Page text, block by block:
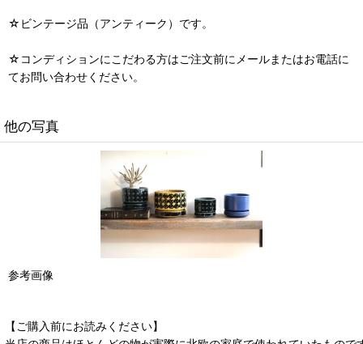
☆ビンテージ品（アンティーク）です。
☆コンディションにこだわる方はご注文前にメールまたはお電話に
てお問い合わせください。
他の写真
参考画像
【ご購入前にお読みください】